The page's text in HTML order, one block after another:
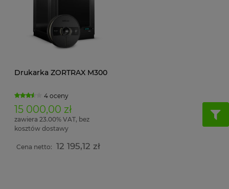
Drukarka ZORTRAX M300
4 oceny
15 000,00 zł
zawiera 23.00% VAT, bez
kosztów dostawy
Cena netto: 12 195,12 zł